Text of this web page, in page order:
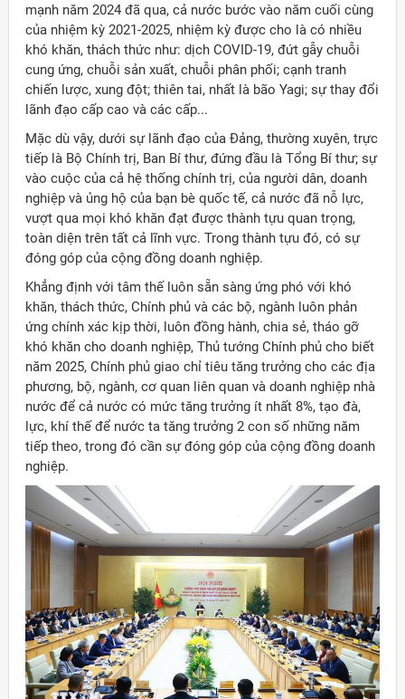
Việt Nam ở nước ngoài
mạnh năm 2024 đã qua, cả nước bước vào năm cuối cùng
của nhiệm kỳ 2021-2025, nhiệm kỳ được cho là có nhiều
khó khăn, thách thức như: dịch COVID-19, đứt gẫy chuỗi
cung ứng, chuỗi sản xuất, chuỗi phân phối; cạnh tranh
chiến lược, xung đột; thiên tai, nhất là bão Yagi; sự thay đổi
lãnh đạo cấp cao và các cấp...
Mặc dù vậy, dưới sự lãnh đạo của Đảng, thường xuyên, trực
tiếp là Bộ Chính trị, Ban Bí thư, đứng đầu là Tổng Bí thư; sự
vào cuộc của cả hệ thống chính trị, của người dân, doanh
nghiệp và ủng hộ của bạn bè quốc tế, cả nước đã nỗ lực,
vượt qua mọi khó khăn đạt được thành tựu quan trọng,
toàn diện trên tất cả lĩnh vực. Trong thành tựu đó, có sự
đóng góp của cộng đồng doanh nghiệp.
Khẳng định với tâm thế luôn sẵn sàng ứng phó với khó
khăn, thách thức, Chính phủ và các bộ, ngành luôn phản
ứng chính xác kịp thời, luôn đồng hành, chia sẻ, tháo gỡ
khó khăn cho doanh nghiệp, Thủ tướng Chính phủ cho biết
năm 2025, Chính phủ giao chỉ tiêu tăng trưởng cho các địa
phương, bộ, ngành, cơ quan liên quan và doanh nghiệp nhà
nước để cả nước có mức tăng trưởng ít nhất 8%, tạo đà,
lực, khí thế để nước ta tăng trưởng 2 con số những năm
tiếp theo, trong đó cần sự đóng góp của cộng đồng doanh
nghiệp.